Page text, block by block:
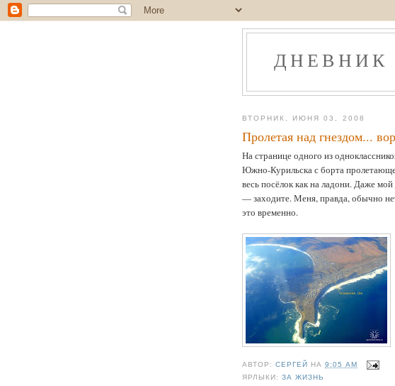
ДНЕВНИК
ВТОРНИК, ИЮНЯ 03, 2008
Пролетая над гнездом...
На странице одного из
Южно-Курильска с борта
весь посёлок как на ладони. Даже
— заходите. Меня, правда, обычно
это временно.
АВТОР:СЕРГЕЙ НА9:05 AM
ЯРЛЫКИ:ЗА ЖИЗНЬ